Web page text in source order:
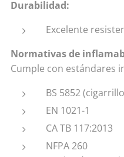
Durabilidad:
Excelente
Normativas de
Cumple con estándares
BS 5852
EN 1021-1
CA TB 117:2013
NFPA 260